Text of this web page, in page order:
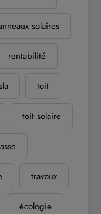
solaires
rentabilité
toit
toit solaire
travaux
écologie